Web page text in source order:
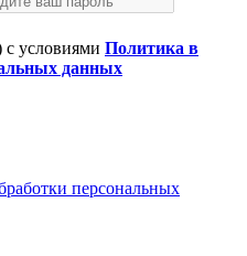
с условиями Политика в
данных
персональных